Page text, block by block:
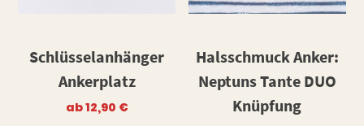
Schlüsselanhänger
Ankerplatz
ab12,90 €
Halsschmuck Anker:
Neptuns Tante DUO
Knüpfung